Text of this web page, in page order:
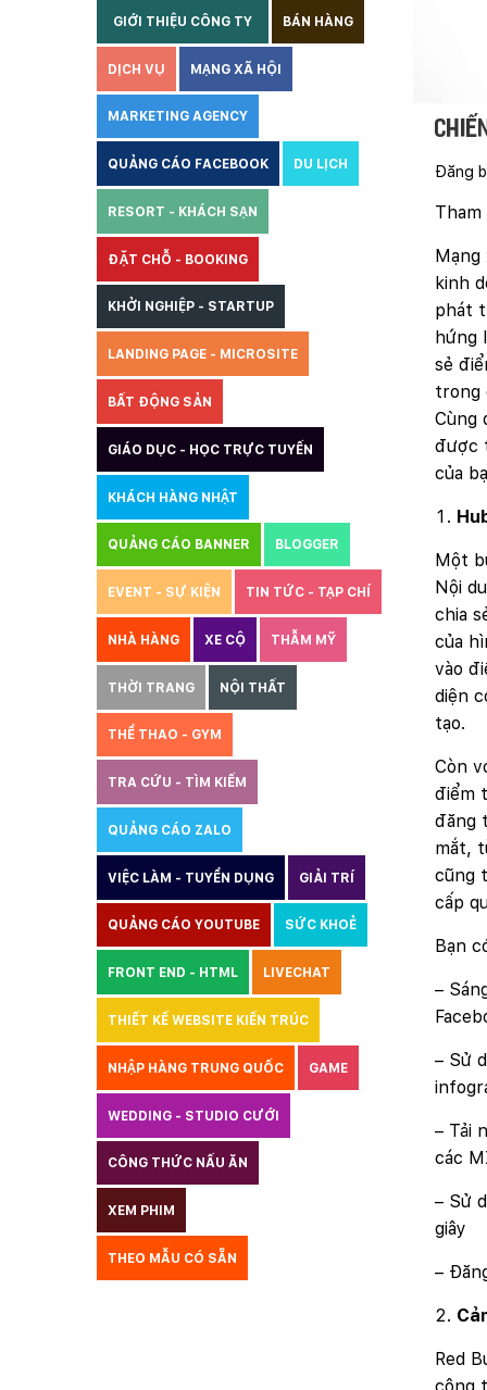
Đăng
Tham
kinh
phát
hứng
sẻ
trong
Cùng
được
của
Một
Nội
chia
của
vào
diện
tạo.
Còn
điểm
đăng
mắt,
cũng
cấp
Bạn
–
– Sử
– Tải
các
– Sử
giây
–
Red
GIỚI THIỆU CÔNG TY BÁN HÀNG
DỊCH VỤ MẠNG XÃ HỘI
MARKETING AGENCY
QUẢNG CÁO FACEBOOK DU LỊCH
RESORT - KHÁCH SẠN
ĐẶT CHỖ - BOOKING
KHỞI NGHIỆP - STARTUP
LANDING PAGE - MICROSITE
BẤT ĐỘNG SẢN
GIÁO DỤC - HỌC TRỰC TUYẾN
KHÁCH HÀNG NHẬT
QUẢNG CÁO BANNER BLOGGER
EVENT - SỰ KIỆN TIN TỨC - TẠP CHÍ
NHÀ HÀNG XE CỘ THẪM MỸ
THỜI TRANG NỘI THẤT
THỂ THAO - GYM
TRA CỨU - TÌM KIẾM
QUẢNG CÁO ZALO
VIỆC LÀM - TUYỂN DỤNG GIẢI TRÍ
QUẢNG CÁO YOUTUBE SỨC KHOẺ
FRONT END - HTML LIVECHAT
THIẾT KẾ WEBSITE KIẾN TRÚC
NHẬP HÀNG TRUNG QUỐC GAME
WEDDING - STUDIO CƯỚI
CÔNG THỨC NẤU ĂN
XEM PHIM
THEO MẪU CÓ SẴN